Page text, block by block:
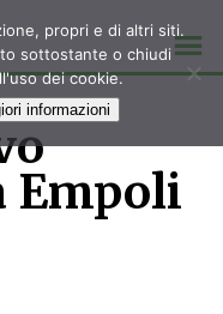
Empoli
propri e di altri siti.
sottostante o chiudi
dei cookie.
informazioni